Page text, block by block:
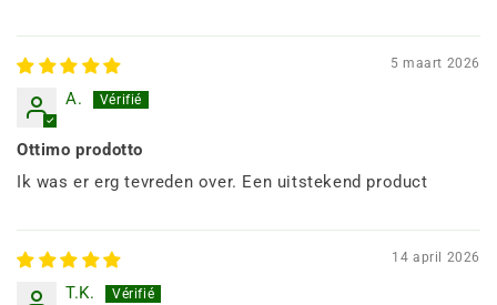
5 maart 2026
A.
Ottimo prodotto
Ik was er erg tevreden over. Een uitstekend product
14 april 2026
T.K.